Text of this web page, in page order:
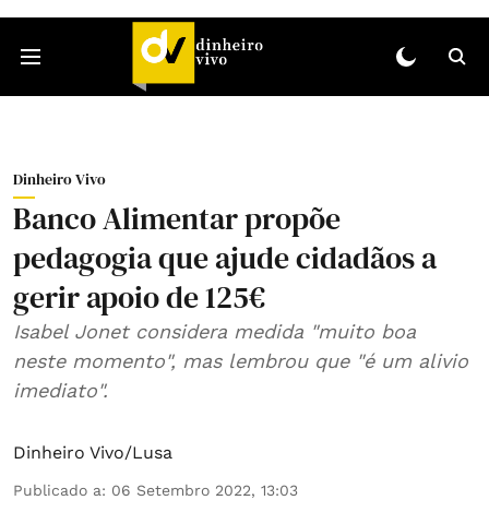
Dinheiro Vivo
Banco Alimentar propõe
pedagogia que ajude cidadãos a
gerir apoio de 125€
Isabel Jonet considera medida "muito boa
neste momento", mas lembrou que "é um alivio
imediato".
Dinheiro Vivo/Lusa
Publicado a: 06 Setembro 2022, 13:03